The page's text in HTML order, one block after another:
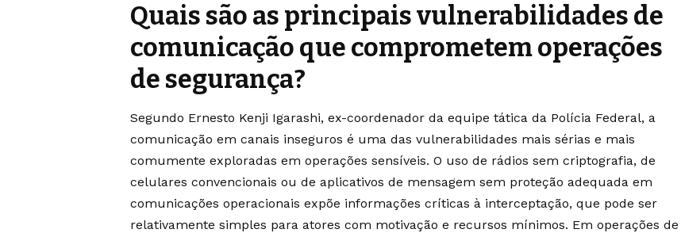
Quais são as principais vulnerabilidades de
comunicação que comprometem operações
de segurança?
Segundo Ernesto Kenji Igarashi, ex-coordenador da equipe tática da Polícia Federal, a
comunicação em canais inseguros é uma das vulnerabilidades mais sérias e mais
comumente exploradas em operações sensíveis. O uso de rádios sem criptografia, de
celulares convencionais ou de aplicativos de mensagem sem proteção adequada em
comunicações operacionais expõe informações críticas à interceptação, que pode ser
relativamente simples para atores com motivação e recursos mínimos. Em operações de